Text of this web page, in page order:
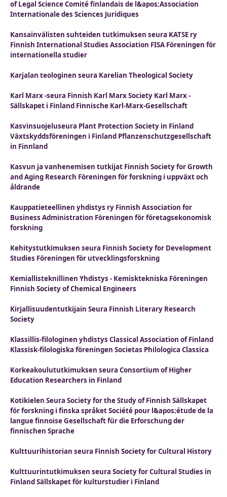
of Legal Science Comité finlandais de l&apos;Association
Internationale des Sciences Juridiques
Kansainvälisten suhteiden tutkimuksen seura KATSE ry
Finnish International Studies Association FISA Föreningen för
internationella studier
Karjalan teologinen seura Karelian Theological Society
Karl Marx -seura Finnish Karl Marx Society Karl Marx -
Sällskapet i Finland Finnische Karl-Marx-Gesellschaft
Kasvinsuojeluseura Plant Protection Society in Finland
Växtskyddsföreningen i Finland Pflanzenschutzgesellschaft
in Finnland
Kasvun ja vanhenemisen tutkijat Finnish Society for Growth
and Aging Research Föreningen för forskning i uppväxt och
åldrande
Kauppatieteellinen yhdistys ry Finnish Association for
Business Administration Föreningen för företagsekonomisk
forskning
Kehitystutkimuksen seura Finnish Society for Development
Studies Föreningen för utvecklingsforskning
Kemiallisteknillinen Yhdistys - Kemisktekniska Föreningen
Finnish Society of Chemical Engineers
Kirjallisuudentutkijain Seura Finnish Literary Research
Society
Klassillis-filologinen yhdistys Classical Association of Finland
Klassisk-filologiska föreningen Societas Philologica Classica
Korkeakoulututkimuksen seura Consortium of Higher
Education Researchers in Finland
Kotikielen Seura Society for the Study of Finnish Sällskapet
för forskning i finska språket Société pour l&apos;étude de la
langue finnoise Gesellschaft für die Erforschung der
finnischen Sprache
Kulttuurihistorian seura Finnish Society for Cultural History
Kulttuurintutkimuksen seura Society for Cultural Studies in
Finland Sällskapet för kulturstudier i Finland